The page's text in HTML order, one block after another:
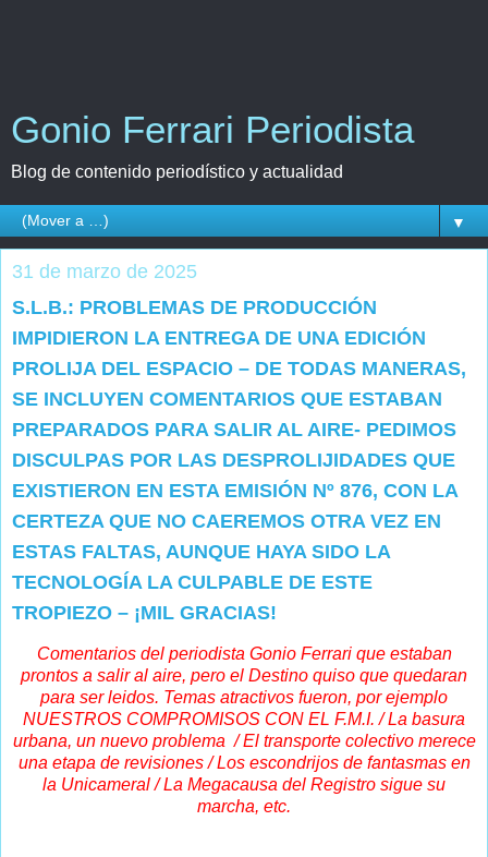
Gonio Ferrari Periodista
Blog de contenido periodístico y actualidad
▼
31 de marzo de 2025
S.L.B.: PROBLEMAS DE PRODUCCIÓN
IMPIDIERON LA ENTREGA DE UNA EDICIÓN
PROLIJA DEL ESPACIO – DE TODAS MANERAS,
SE INCLUYEN COMENTARIOS QUE ESTABAN
PREPARADOS PARA SALIR AL AIRE- PEDIMOS
DISCULPAS POR LAS DESPROLIJIDADES QUE
EXISTIERON EN ESTA EMISIÓN Nº 876, CON LA
CERTEZA QUE NO CAEREMOS OTRA VEZ EN
ESTAS FALTAS, AUNQUE HAYA SIDO LA
TECNOLOGÍA LA CULPABLE DE ESTE
TROPIEZO – ¡MIL GRACIAS!
Comentarios del periodista Gonio Ferrari que estaban
prontos a salir al aire, pero el Destino quiso que quedaran
para ser leidos. Temas atractivos fueron, por ejemplo
NUESTROS COMPROMISOS CON EL F.M.I. / La basura
urbana, un nuevo problema / El transporte colectivo merece
una etapa de revisiones / Los escondrijos de fantasmas en
la Unicameral / La Megacausa del Registro sigue su
marcha, etc.